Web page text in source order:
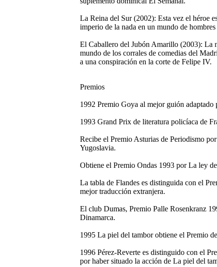
La Reina del Sur (2002): Esta vez el héroe
imperio de la nada en un mundo de
El Caballero del Jubón Amarillo (2003): La
mundo de los corrales de comedias del
a una conspiración en la corte de Felipe IV.
Premios
1992 Premio Goya al mejor guión adaptado
1993 Grand Prix de literatura policíaca de
Recibe el Premio Asturias de Periodismo
Yugoslavia.
Obtiene el Premio Ondas 1993 por La ley
La tabla de Flandes es distinguida con el
mejor traducción extranjera.
El club Dumas, Premio Palle Rosenkranz
Dinamarca.
1995 La piel del tambor obtiene el Premio
1996 Pérez-Reverte es distinguido con el
por haber situado la acción de La piel del